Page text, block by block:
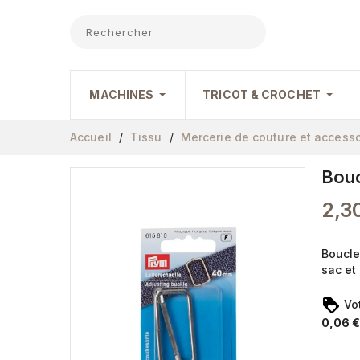
MACHINES TRICOT & CROCHET
Accueil Tissu Mercerie de couture et
sac et
0,06 €